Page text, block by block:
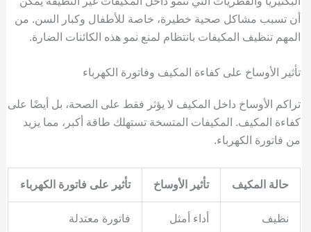
أن تسبب مشاكل صحية خطيرة، خاصة للأطفال وكبار السن. من
المهم تنظيف المكيفات بانتظام لمنع نمو هذه الكائنات الضارة.
تأثير الأوساخ على كفاءة المكيف وفاتورة الكهرباء
تراكم الأوساخ داخل المكيف لا يؤثر فقط على الصحة، بل أيضًا على
كفاءة المكيف. المكيفات المتسخة تستهلك طاقة أكبر، مما يزيد
من فاتورة الكهرباء.
حالة المكيف تأثير الأوساخ تأثير على فاتورة الكهرباء
نظيف أداء أمثل فاتورة معتدلة